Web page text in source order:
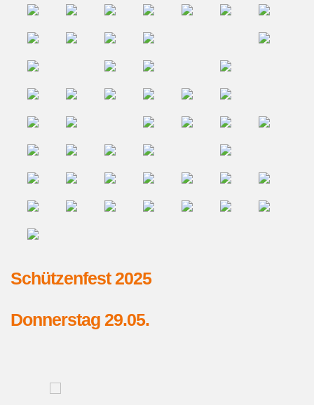
Schützenfest 2025
Donnerstag 29.05.